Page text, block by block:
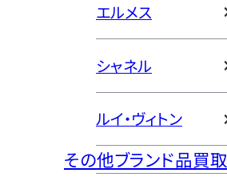
エルメス
シャネル
ルイ・ヴィトン
その他ブランド品買取